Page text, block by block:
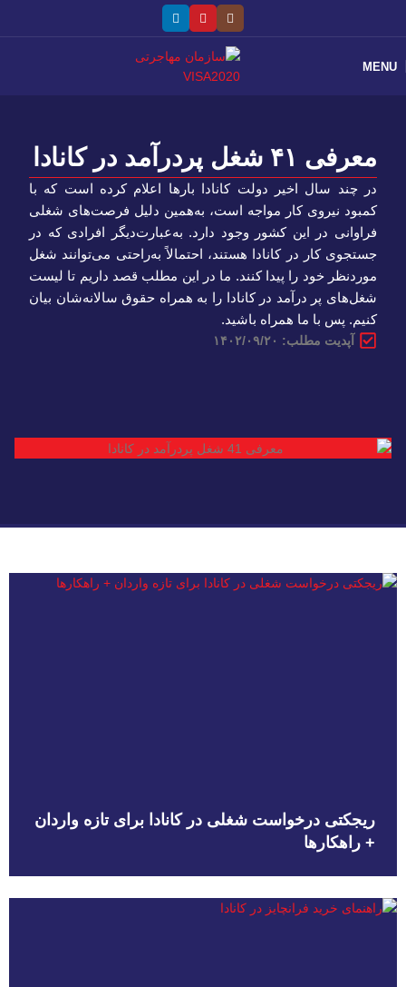
MENU
معرفی ۴۱ شغل پردرآمد در کانادا
در چند سال اخیر دولت کانادا بارها اعلام کرده است که با
کمبود نیروی کار مواجه است، به‌همین دلیل فرصت‌های شغلی
فراوانی در این کشور وجود دارد. به‌عبارت‌دیگر افرادی که در
جستجوی کار در کانادا هستند، احتمالاً به‌راحتی می‌توانند شغل
موردنظر خود را پیدا کنند. ما در این مطلب قصد داریم تا لیست
شغل‌های پر درآمد در کانادا را به همراه حقوق سالانه‌شان بیان
کنیم. پس با ما همراه باشید.
آپدیت مطلب: ۱۴۰۲/۰۹/۲۰
ریجکتی درخواست شغلی در کانادا برای تازه واردان
+ راهکارها